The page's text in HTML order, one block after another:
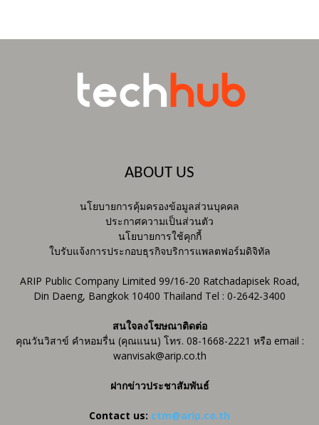
ABOUT US
นโยบายการคุ้มครองข้อมูลส่วนบุคคล
ประกาศความเป็นส่วนตัว
นโยบายการใช้คุกกี้
ใบรับแจ้งการประกอบธุรกิจบริการแพลตฟอร์มดิจิทัล
ARIP Public Company Limited 99/16-20 Ratchadapisek Road,
Din Daeng, Bangkok 10400 Thailand Tel : 0-2642-3400
สนใจลงโฆษณาติดต่อ
คุณวันวิสาข์ คำหอมรื่น (คุณแนน) โทร. 08-1668-2221 หรือ email :
wanvisak@arip.co.th
ฝากข่าวประชาสัมพันธ์
Contact us: ctm@arip.co.th